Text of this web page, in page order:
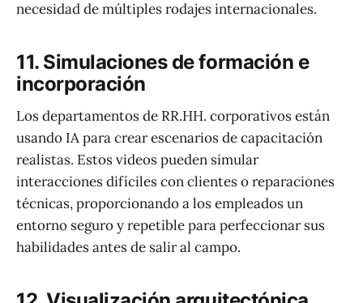
necesidad de múltiples rodajes internacionales.
11. Simulaciones de formación e
incorporación
Los departamentos de RR.HH. corporativos están
usando IA para crear escenarios de capacitación
realistas. Estos videos pueden simular
interacciones difíciles con clientes o reparaciones
técnicas, proporcionando a los empleados un
entorno seguro y repetible para perfeccionar sus
habilidades antes de salir al campo.